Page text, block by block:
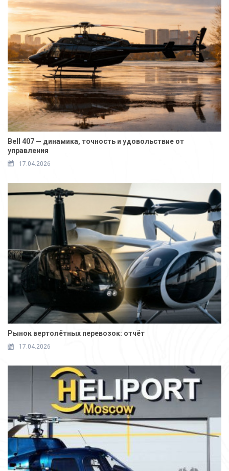
Bell 407 — динамика, точность и удовольствие от
управления
17.04.2026
Рынок вертолётных перевозок: отчёт
17.04.2026